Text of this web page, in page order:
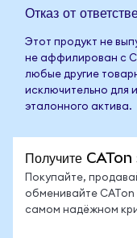
Отказ от
Этот продукт не
не аффилирован с
любые другие
исключительно для
эталонного актива.
Получите CATon
Покупайте,
обменивайте CATon
самом надёжном